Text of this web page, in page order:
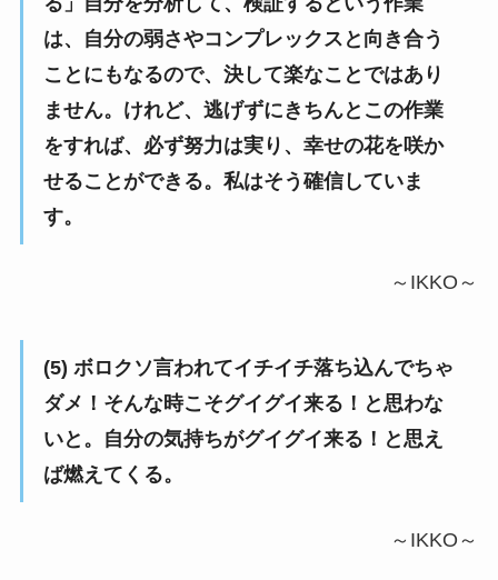
は、自分の弱さやコンプレックスと向き合う
ことにもなるので、決して楽なことではあり
ません。けれど、逃げずにきちんとこの作業
をすれば、必ず努力は実り、幸せの花を咲か
せることができる。私はそう確信していま
す。
～IKKO～
(5) ボロクソ言われてイチイチ落ち込んでちゃ
ダメ！そんな時こそグイグイ来る！と思わな
いと。自分の気持ちがグイグイ来る！と思え
ば燃えてくる。
～IKKO～